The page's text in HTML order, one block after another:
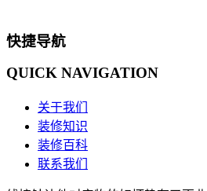
快捷导航
QUICK NAVIGATION
关于我们
装修知识
装修百科
联系我们